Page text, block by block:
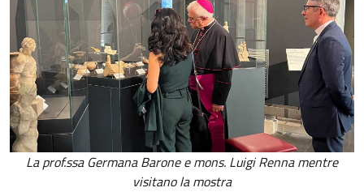
La prof.ssa Germana Barone e mons. Luigi Renna mentre
visitano la mostra